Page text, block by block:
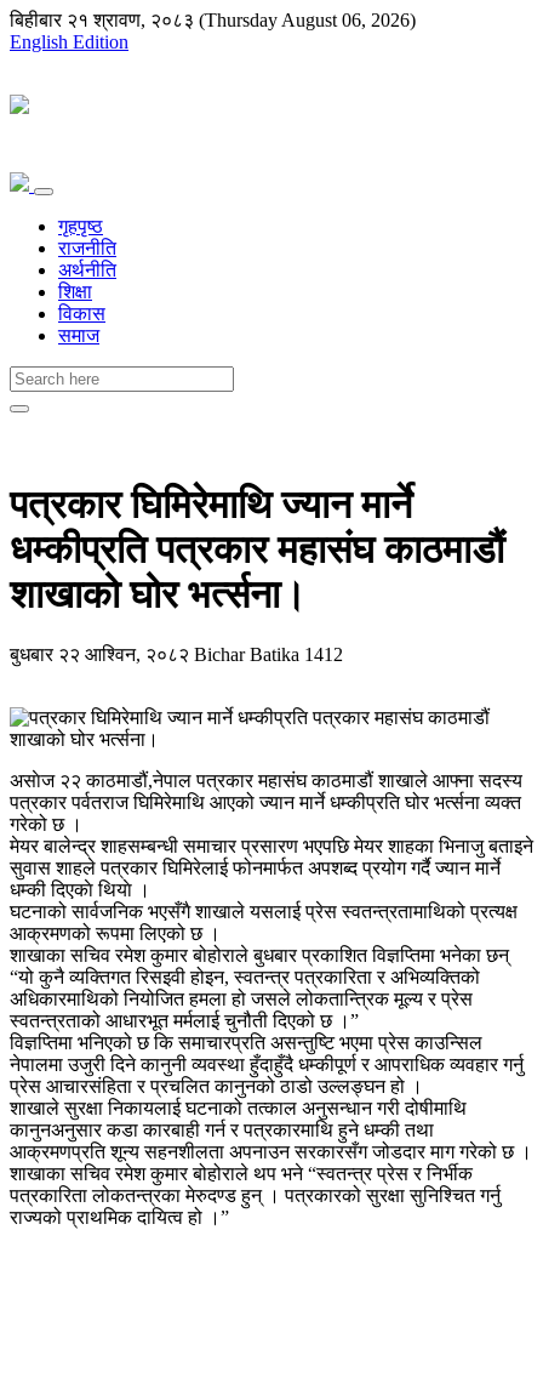
बिहीबार २१ श्रावण, २०८३ (Thursday August 06, 2026)
English Edition
गृहपृष्ठ
राजनीति
अर्थनीति
शिक्षा
विकास
समाज
पत्रकार घिमिरेमाथि ज्यान मार्ने
धम्कीप्रति पत्रकार महासंघ काठमाडौं
शाखाको घोर भर्त्सना।
बुधबार २२ आश्विन, २०८२ Bichar Batika 1412
असाेज २२ काठमाडौं,नेपाल पत्रकार महासंघ काठमाडौं शाखाले आफ्ना सदस्य
पत्रकार पर्वतराज घिमिरेमाथि आएको ज्यान मार्ने धम्कीप्रति घोर भर्त्सना व्यक्त
गरेको छ ।
मेयर बालेन्द्र शाहसम्बन्धी समाचार प्रसारण भएपछि मेयर शाहका भिनाजु बताइने
सुवास शाहले पत्रकार घिमिरेलाई फोनमार्फत अपशब्द प्रयोग गर्दै ज्यान मार्ने
धम्की दिएकाे थियाे ।
घटनाको सार्वजनिक भएसँगै शाखाले यसलाई प्रेस स्वतन्त्रतामाथिको प्रत्यक्ष
आक्रमणको रूपमा लिएको छ ।
शाखाका सचिव रमेश कुमार बोहोराले बुधबार प्रकाशित विज्ञप्तिमा भनेका छन्
“यो कुनै व्यक्तिगत रिसइवी होइन, स्वतन्त्र पत्रकारिता र अभिव्यक्तिको
अधिकारमाथिको नियोजित हमला हो जसले लोकतान्त्रिक मूल्य र प्रेस
स्वतन्त्रताको आधारभूत मर्मलाई चुनौती दिएको छ ।”
विज्ञप्तिमा भनिएको छ कि समाचारप्रति असन्तुष्टि भएमा प्रेस काउन्सिल
नेपालमा उजुरी दिने कानुनी व्यवस्था हुँदाहुँदै धम्कीपूर्ण र आपराधिक व्यवहार गर्नु
प्रेस आचारसंहिता र प्रचलित कानुनको ठाडो उल्लङ्घन हो ।
शाखाले सुरक्षा निकायलाई घटनाको तत्काल अनुसन्धान गरी दोषीमाथि
कानुनअनुसार कडा कारबाही गर्न र पत्रकारमाथि हुने धम्की तथा
आक्रमणप्रति शून्य सहनशीलता अपनाउन सरकारसँग जोडदार माग गरेको छ ।
शाखाका सचिव रमेश कुमार बोहोराले थप भने “स्वतन्त्र प्रेस र निर्भीक
पत्रकारिता लोकतन्त्रका मेरुदण्ड हुन् । पत्रकारको सुरक्षा सुनिश्चित गर्नु
राज्यको प्राथमिक दायित्व हो ।”